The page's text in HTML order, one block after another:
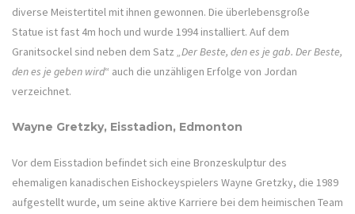
diverse Meistertitel mit ihnen gewonnen. Die überlebensgroße
Statue ist fast 4m hoch und wurde 1994 installiert. Auf dem
Granitsockel sind neben dem Satz „Der Beste, den es je gab. Der Beste,
den es je geben wird“ auch die unzähligen Erfolge von Jordan
verzeichnet.
Wayne Gretzky, Eisstadion, Edmonton
Vor dem Eisstadion befindet sich eine Bronzeskulptur des
ehemaligen kanadischen Eishockeyspielers Wayne Gretzky, die 1989
aufgestellt wurde, um seine aktive Karriere bei dem heimischen Team